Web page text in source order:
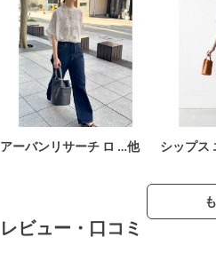
アーバンリサーチ ロ …他 シップス
レビュー・口コミ